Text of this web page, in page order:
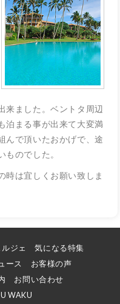
来ました。ベントタ周辺
泊まる事が出来て大変満
んで頂いたおかげで、途
のでした。
時は宜しくお願い致しま
ジェ
気になる特集
ース
お客様の声
お問い合わせ
WAKU